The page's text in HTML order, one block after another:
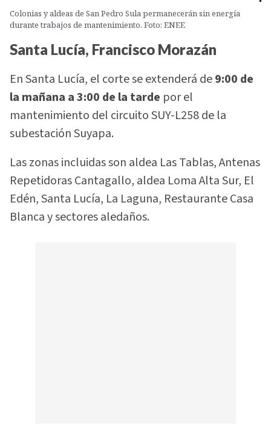
Colonias y aldeas de San Pedro Sula permanecerán sin energía
durante trabajos de mantenimiento. Foto: ENEE
Santa Lucía, Francisco Morazán
En Santa Lucía, el corte se extenderá de9:00 de
la mañana a 3:00 de la tarde por el
mantenimiento del circuito SUY-L258 de la
subestación Suyapa.
Las zonas incluidas son aldea Las Tablas, Antenas
Repetidoras Cantagallo, aldea Loma Alta Sur, El
Edén, Santa Lucía, La Laguna, Restaurante Casa
Blanca y sectores aledaños.